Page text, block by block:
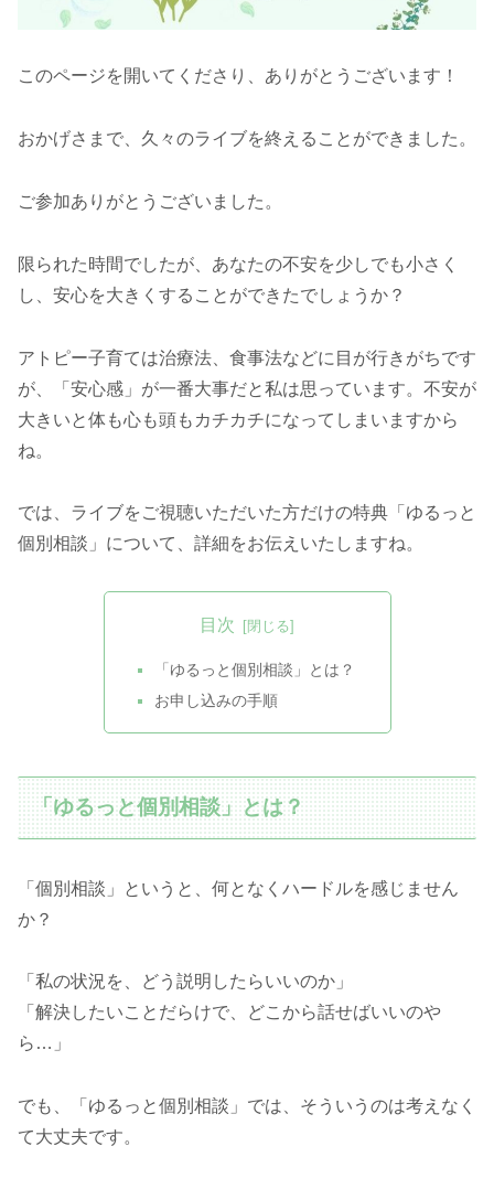
このページを開いてくださり、ありがとうございます！
おかげさまで、久々のライブを終えることができました。
ご参加ありがとうございました。
限られた時間でしたが、あなたの不安を少しでも小さく
し、安心を大きくすることができたでしょうか？
アトピー子育ては治療法、食事法などに目が行きがちです
が、「安心感」が一番大事だと私は思っています。不安が
大きいと体も心も頭もカチカチになってしまいますから
ね。
では、ライブをご視聴いただいた方だけの特典「ゆるっと
個別相談」について、詳細をお伝えいたしますね。
目次
「ゆるっと個別相談」とは？
お申し込みの手順
「ゆるっと個別相談」とは？
「個別相談」というと、何となくハードルを感じません
か？
「私の状況を、どう説明したらいいのか」
「解決したいことだらけで、どこから話せばいいのや
ら…」
でも、「ゆるっと個別相談」では、そういうのは考えなく
て大丈夫です。